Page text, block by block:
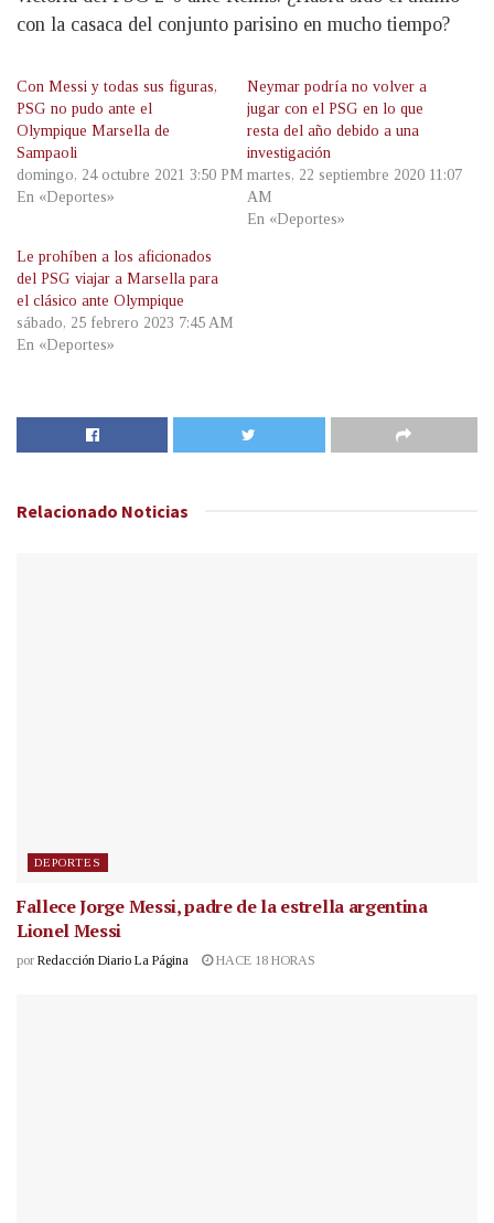
con la casaca del conjunto parisino en mucho tiempo?
Con Messi y todas sus figuras,
PSG no pudo ante el
Olympique Marsella de
Sampaoli
domingo, 24 octubre 2021 3:50 PM
En «Deportes»
Neymar podría no volver a
jugar con el PSG en lo que
resta del año debido a una
investigación
martes, 22 septiembre 2020 11:07
AM
En «Deportes»
Le prohíben a los aficionados
del PSG viajar a Marsella para
el clásico ante Olympique
sábado, 25 febrero 2023 7:45 AM
En «Deportes»
Relacionado Noticias
DEPORTES
Fallece Jorge Messi, padre de la estrella argentina
Lionel Messi
por Redacción Diario La Página HACE 18 HORAS